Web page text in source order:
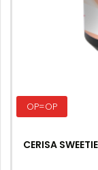
OP=OP
CERISA